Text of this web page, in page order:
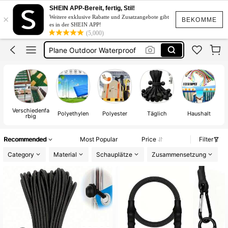
BEKOMME
×
SHEIN APP-Bereit, fertig, Stil!
Weitere exklusive Rabatte und Zusatzangebote gibt
es in der SHEIN APP!
(5,000)
Spanngurte
Abdeckplane
Camping Zubehör
Plane Outdoor Waterproof
Spanngurte
Verschiedenfa
rbig Polyethylen Polyester Täglich Haushalt
Recommended Most Popular Price
Filter
Category
Material Schauplätze Zusammensetzung